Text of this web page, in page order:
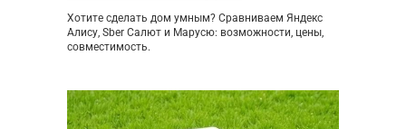
Хотите сделать дом умным? Сравниваем Яндекс
Алису, Sber Салют и Марусю: возможности, цены,
совместимость.